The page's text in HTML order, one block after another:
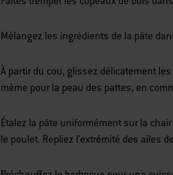
Mélangez les ingrédients de la pâte
À partir du cou, glissez délicatement
même pour la peau des pattes, en
Étalez la pâte uniformément sur la
le poulet. Repliez l’extrémité des ailes